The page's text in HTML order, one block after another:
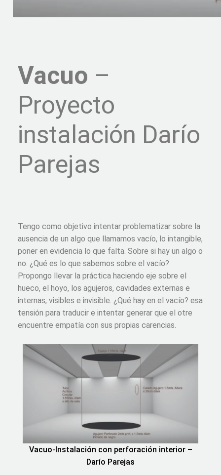
Vacuo –
Proyecto
instalación Darío
Parejas
Tengo como objetivo intentar problematizar sobre la
ausencia de un algo que llamamos vacío, lo intangible,
poner en evidencia lo que falta. Sobre si hay un algo o
no. ¿Qué es lo que sabemos sobre el vacío?
Propongo llevar la práctica haciendo eje sobre el
hueco, el hoyo, los agujeros, cavidades externas e
internas, visibles e invisible. ¿Qué hay en el vacío? esa
tensión para traducir e intentar generar que el otre
encuentre empatía con sus propias carencias.
Vacuo-Instalación con perforación interior –
Darío Parejas